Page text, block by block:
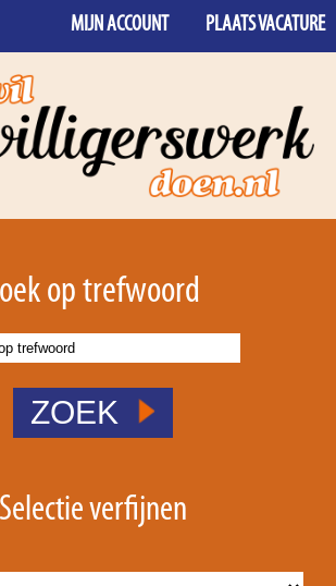
PLAATS VACATURE
MIJN ACCOUNT
op trefwoord
ZOEK
Selectie verfijnen